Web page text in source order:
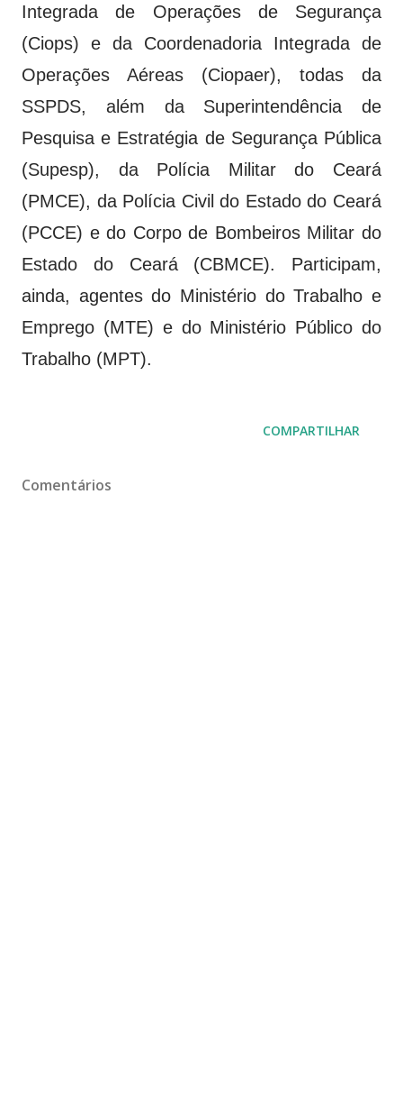
Integrada de Operações de Segurança
(Ciops) e da Coordenadoria Integrada de
Operações Aéreas (Ciopaer), todas da
SSPDS, além da Superintendência de
Pesquisa e Estratégia de Segurança Pública
(Supesp), da Polícia Militar do Ceará
(PMCE), da Polícia Civil do Estado do Ceará
(PCCE) e do Corpo de Bombeiros Militar do
Estado do Ceará (CBMCE). Participam,
ainda, agentes do Ministério do Trabalho e
Emprego (MTE) e do Ministério Público do
Trabalho (MPT).
COMPARTILHAR
Comentários